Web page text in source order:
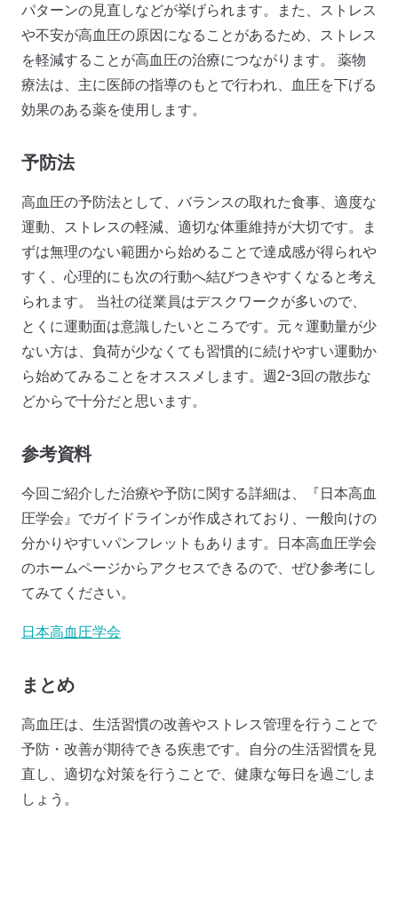
パターンの見直しなどが挙げられます。また、ストレス
や不安が高血圧の原因になることがあるため、ストレス
を軽減することが高血圧の治療につながります。 薬物
療法は、主に医師の指導のもとで行われ、血圧を下げる
効果のある薬を使用します。
予防法
高血圧の予防法として、バランスの取れた食事、適度な
運動、ストレスの軽減、適切な体重維持が大切です。ま
ずは無理のない範囲から始めることで達成感が得られや
すく、心理的にも次の行動へ結びつきやすくなると考え
られます。 当社の従業員はデスクワークが多いので、
とくに運動面は意識したいところです。元々運動量が少
ない方は、負荷が少なくても習慣的に続けやすい運動か
ら始めてみることをオススメします。週2-3回の散歩な
どからで十分だと思います。
参考資料
今回ご紹介した治療や予防に関する詳細は、『日本高血
圧学会』でガイドラインが作成されており、一般向けの
分かりやすいパンフレットもあります。日本高血圧学会
のホームページからアクセスできるので、ぜひ参考にし
てみてください。
日本高血圧学会
まとめ
高血圧は、生活習慣の改善やストレス管理を行うことで
予防・改善が期待できる疾患です。自分の生活習慣を見
直し、適切な対策を行うことで、健康な毎日を過ごしま
しょう。